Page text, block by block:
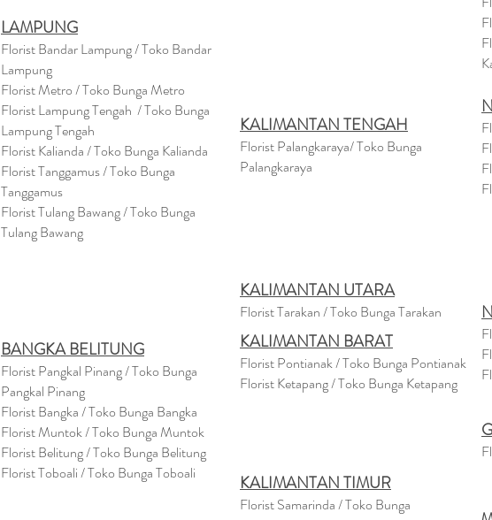
LAMPUNG
Florist Bandar Lampung / Toko Bandar
Lampung
Florist Metro / Toko Bunga Metro
Florist Lampung Tengah / Toko Bunga
Lampung Tengah
Florist Kalianda / Toko Bunga Kalianda
Florist Tanggamus / Toko Bunga
Tanggamus
Florist Tulang Bawang / Toko Bunga
Tulang Bawang
KALIMANTAN TENGAH
Florist Palangkaraya/ Toko Bunga
Palangkaraya
KALIMANTAN UTARA
Florist Tarakan / Toko Bunga Tarakan
BANGKA BELITUNG
Florist Pangkal Pinang / Toko Bunga
Pangkal Pinang
Florist Bangka / Toko Bunga Bangka
Florist Muntok / Toko Bunga Muntok
Florist Belitung / Toko Bunga Belitung
Florist Toboali / Toko Bunga Toboali
KALIMANTAN BARAT
Florist Pontianak / Toko Bunga Pontianak
Florist Ketapang / Toko Bunga Ketapang
KALIMANTAN TIMUR
Florist Samarinda / Toko Bunga